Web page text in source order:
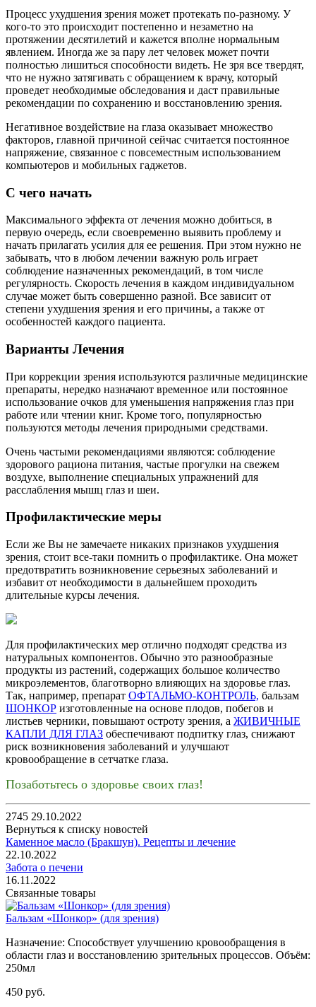
Процесс ухудшения зрения может протекать по-разному. У
кого-то это происходит постепенно и незаметно на
протяжении десятилетий и кажется вполне нормальным
явлением. Иногда же за пару лет человек может почти
полностью лишиться способности видеть. Не зря все твердят,
что не нужно затягивать с обращением к врачу, который
проведет необходимые обследования и даст правильные
рекомендации по сохранению и восстановлению зрения.
Негативное воздействие на глаза оказывает множество
факторов, главной причиной сейчас считается постоянное
напряжение, связанное с повсеместным использованием
компьютеров и мобильных гаджетов.
С чего начать
Максимального эффекта от лечения можно добиться, в
первую очередь, если своевременно выявить проблему и
начать прилагать усилия для ее решения. При этом нужно не
забывать, что в любом лечении важную роль играет
соблюдение назначенных рекомендаций, в том числе
регулярность. Скорость лечения в каждом индивидуальном
случае может быть совершенно разной. Все зависит от
степени ухудшения зрения и его причины, а также от
особенностей каждого пациента.
Варианты Лечения
При коррекции зрения используются различные медицинские
препараты, нередко назначают временное или постоянное
использование очков для уменьшения напряжения глаз при
работе или чтении книг. Кроме того, популярностью
пользуются методы лечения природными средствами.
Очень частыми рекомендациями являются: соблюдение
здорового рациона питания, частые прогулки на свежем
воздухе, выполнение специальных упражнений для
расслабления мышц глаз и шеи.
Профилактические меры
Если же Вы не замечаете никаких признаков ухудшения
зрения, стоит все-таки помнить о профилактике. Она может
предотвратить возникновение серьезных заболеваний и
избавит от необходимости в дальнейшем проходить
длительные курсы лечения.
Для профилактических мер отлично подходят средства из
натуральных компонентов. Обычно это разнообразные
продукты из растений, содержащих большое количество
микроэлементов, благотворно влияющих на здоровье глаз.
Так, например, препарат ОФТАЛЬМО-КОНТРОЛЬ, бальзам
ШОНКОР изготовленные на основе плодов, побегов и
листьев черники, повышают остроту зрения, а ЖИВИЧНЫЕ
КАПЛИ ДЛЯ ГЛАЗ обеспечивают подпитку глаз, снижают
риск возникновения заболеваний и улучшают
кровообращение в сетчатке глаза.
Позаботьтесь о здоровье своих глаз!
2745 29.10.2022
Вернуться к списку новостей
Каменное масло (Бракшун). Рецепты и лечение
22.10.2022
Забота о печени
16.11.2022
Связанные товары
Бальзам «Шонкор» (для зрения)
Назначение: Способствует улучшению кровообращения в
области глаз и восстановлению зрительных процессов. Объём:
250мл
450 руб.